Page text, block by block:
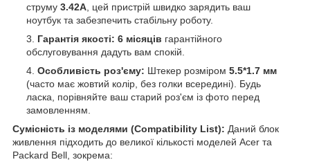
струму 3.42А , цей пристрій швидко зарядить ваш
ноутбук та забезпечить стабільну роботу.
Гарантія якості: 6 місяців гарантійного
обслуговування дадуть вам спокій.
Особливість роз'єму: Штекер розміром 5.5*1.7 мм
(часто має жовтий колір, без голки всередині). Будь
ласка, порівняйте ваш старий роз'єм із фото перед
замовленням.
Сумісність із моделями (Compatibility List): Даний блок
живлення підходить до великої кількості моделей Acer та
Packard Bell, зокрема: